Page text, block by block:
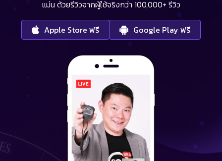
แม่น ด้วยรีวิวจากผู้ใช้จริงกว่า 100,000+ รีวิว
Apple Store ฟรี Google Play ฟรี